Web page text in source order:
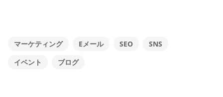
マーケティング Eメール SEO
SNS
イベント
ブログ